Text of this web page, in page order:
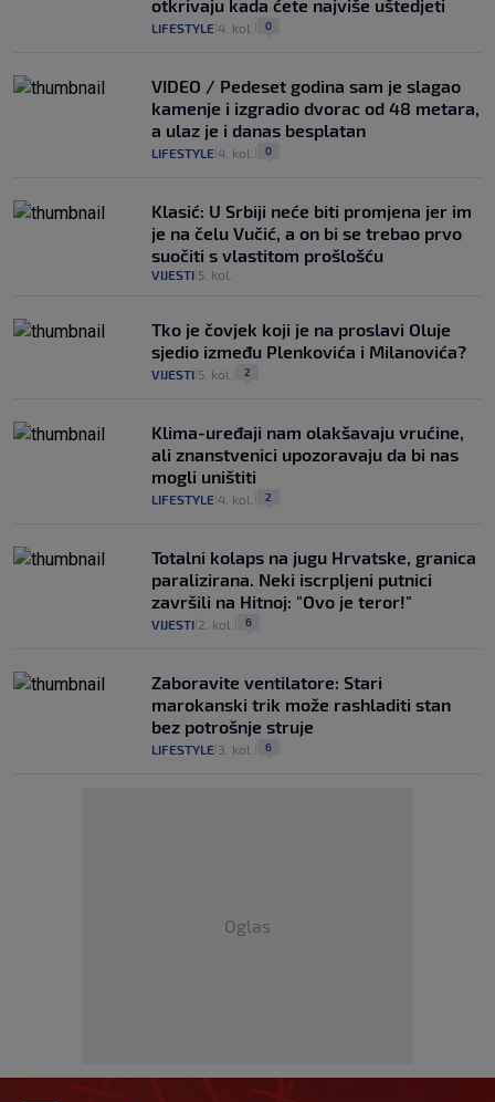
otkrivaju kada ćete najviše uštedjeti
LIFESTYLE 4. kol. 0
VIDEO / Pedeset godina sam je slagao
kamenje i izgradio dvorac od 48 metara,
a ulaz je i danas besplatan
LIFESTYLE 4. kol. 0
Klasić: U Srbiji neće biti promjena jer im
je na čelu Vučić, a on bi se trebao prvo
suočiti s vlastitom prošlošću
VIJESTI 5. kol.
Tko je čovjek koji je na proslavi Oluje
sjedio između Plenkovića i Milanovića?
VIJESTI 5. kol. 2
Klima-uređaji nam olakšavaju vrućine,
ali znanstvenici upozoravaju da bi nas
mogli uništiti
LIFESTYLE 4. kol. 2
Totalni kolaps na jugu Hrvatske, granica
paralizirana. Neki iscrpljeni putnici
završili na Hitnoj: "Ovo je teror!"
VIJESTI 2. kol. 6
Zaboravite ventilatore: Stari
marokanski trik može rashladiti stan
bez potrošnje struje
LIFESTYLE 3. kol. 6
Oglas